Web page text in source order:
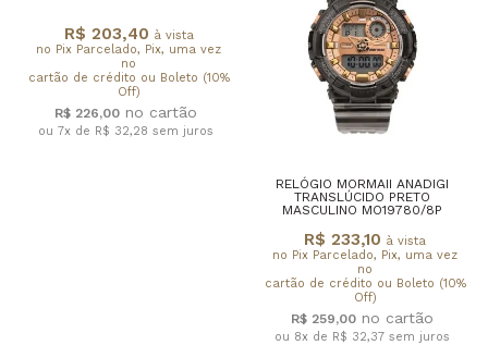
R$ 203,40 à vista
no Pix Parcelado, Pix, uma vez
no
cartão de crédito ou Boleto (10%
Off)
R$ 226,00
ou 7x de R$ 32,28 sem juros
RELÓGIO MORMAII ANADIGI
TRANSLÚCIDO PRETO
MASCULINO MO19780/8P
R$ 233,10 à vista
no Pix Parcelado, Pix, uma vez
no
cartão de crédito ou Boleto (10%
Off)
R$ 259,00
ou 8x de R$ 32,37 sem juros